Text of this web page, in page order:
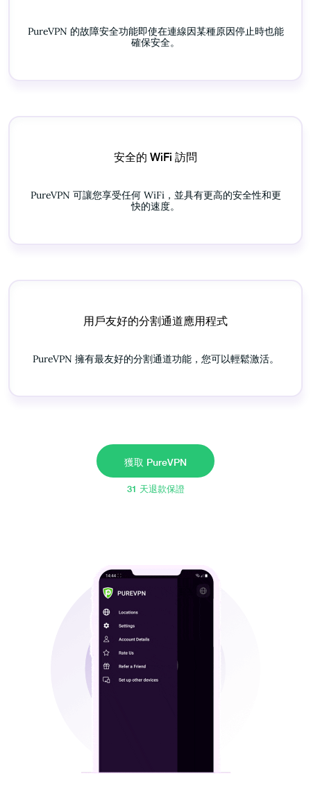
PureVPN 的故障安全功能即使在連線因某種原因停止時也能
確保安全。
安全的 WiFi 訪問
PureVPN 可讓您享受任何 WiFi，並具有更高的安全性和更
快的速度。
用戶友好的分割通道應用程式
PureVPN 擁有最友好的分割通道功能，您可以輕鬆激活。
獲取 PureVPN
31 天退款保證